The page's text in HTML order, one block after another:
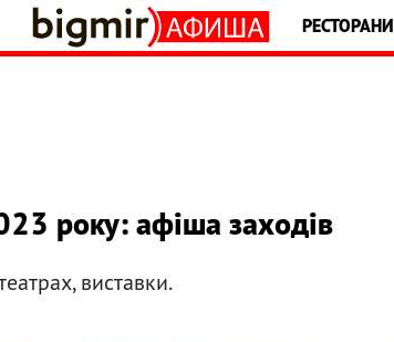
РЕСТОРАНИ
року: афіша заходів
виставки.